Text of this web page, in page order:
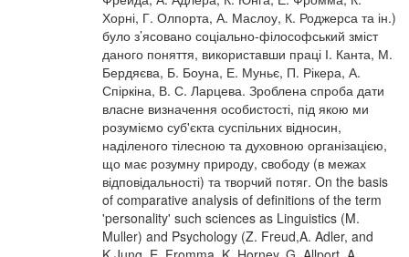
Хорні, Г. Олпорта, А. Маслоу, К. Роджерса та ін.)
було з’ясовано соціально-філософський зміст
даного поняття, використавши праці І. Канта, М.
Бердяєва, Б. Боуна, Е. Муньє, П. Рікера, А.
Спіркіна, В. С. Ларцева. Зроблена спроба дати
власне визначення особистості, під якою ми
розуміємо суб'єкта суспільних відносин,
наділеного тілесною та духовною організацією,
що має розумну природу, свободу (в межах
відповідальності) та творчий потяг. On the basis
of comparative analysis of definitions of the term
'personality' such sciences as Linguistics (M.
Muller) and Psychology (Z. Freud,A. Adler, and